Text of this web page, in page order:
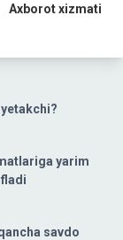
yarim
savdo
Axborot xizmati